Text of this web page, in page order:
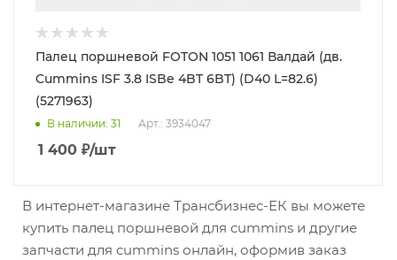
Палец поршневой FOTON 1051 1061 Валдай (дв.
Cummins ISF 3.8 ISBe 4BT 6BT) (D40 L=82.6)
(5271963)
В наличии: 31 Арт.: 3934047
1 400 ₽/шт
В интернет-магазине Трансбизнес-ЕК вы можете
купить палец поршневой для cummins и другие
запчасти для cummins онлайн, оформив заказ